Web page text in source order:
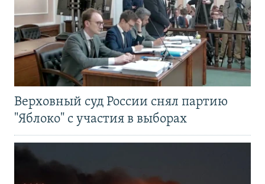
Верховный суд России снял партию
"Яблоко" с участия в выборах